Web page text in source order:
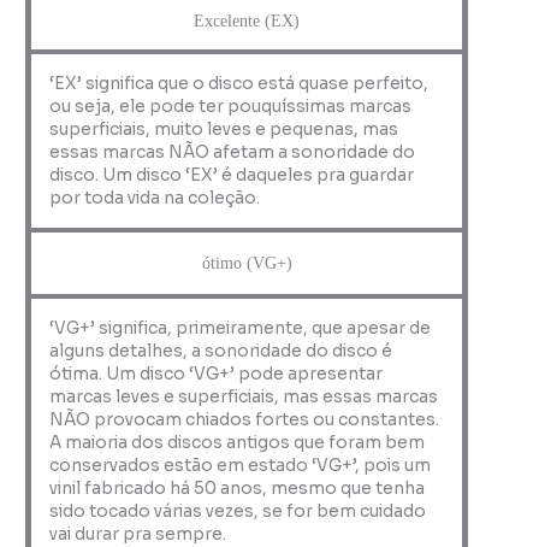
Excelente (EX)
‘EX’ significa que o disco está quase perfeito,
ou seja, ele pode ter pouquíssimas marcas
superficiais, muito leves e pequenas, mas
essas marcas NÃO afetam a sonoridade do
disco. Um disco ‘EX’ é daqueles pra guardar
por toda vida na coleção.
ótimo (VG+)
‘VG+’ significa, primeiramente, que apesar de
alguns detalhes, a sonoridade do disco é
ótima. Um disco ‘VG+’ pode apresentar
marcas leves e superficiais, mas essas marcas
NÃO provocam chiados fortes ou constantes.
A maioria dos discos antigos que foram bem
conservados estão em estado ‘VG+’, pois um
vinil fabricado há 50 anos, mesmo que tenha
sido tocado várias vezes, se for bem cuidado
vai durar pra sempre.